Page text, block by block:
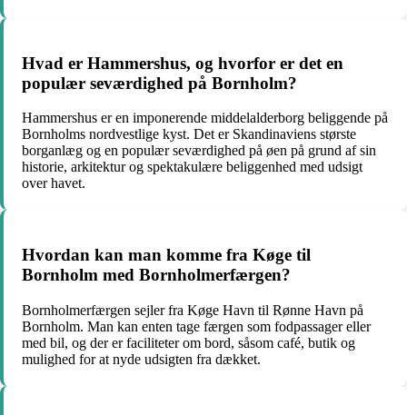
Hvad er Hammershus, og hvorfor er det en
populær seværdighed på Bornholm?
Hammershus er en imponerende middelalderborg beliggende på
Bornholms nordvestlige kyst. Det er Skandinaviens største
borganlæg og en populær seværdighed på øen på grund af sin
historie, arkitektur og spektakulære beliggenhed med udsigt
over havet.
Hvordan kan man komme fra Køge til
Bornholm med Bornholmerfærgen?
Bornholmerfærgen sejler fra Køge Havn til Rønne Havn på
Bornholm. Man kan enten tage færgen som fodpassager eller
med bil, og der er faciliteter om bord, såsom café, butik og
mulighed for at nyde udsigten fra dækket.